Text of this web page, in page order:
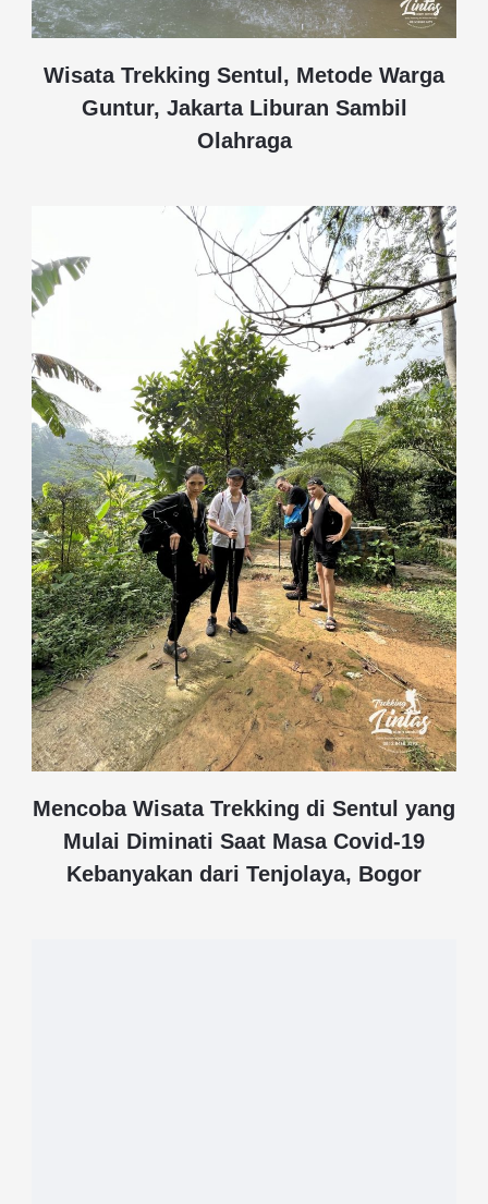
Wisata Trekking Sentul, Metode Warga
Guntur, Jakarta Liburan Sambil
Olahraga
Mencoba Wisata Trekking di Sentul yang
Mulai Diminati Saat Masa Covid-19
Kebanyakan dari Tenjolaya, Bogor